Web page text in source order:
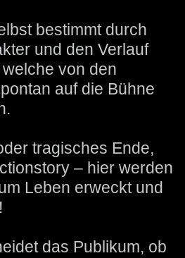
bestimmt durch
und den Verlauf
von den
auf die Bühne
tragisches Ende,
– hier werden
Leben erweckt und
das Publikum, ob